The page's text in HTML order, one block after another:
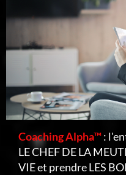
Coaching Alpha™:
LE CHEF DE LA
VIE et prendre LES